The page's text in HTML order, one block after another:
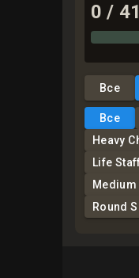
0 /
Все
Все
Heavy
Life
Round